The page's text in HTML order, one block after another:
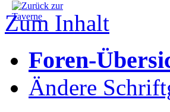
Zum Inhalt
Foren-
Ändere